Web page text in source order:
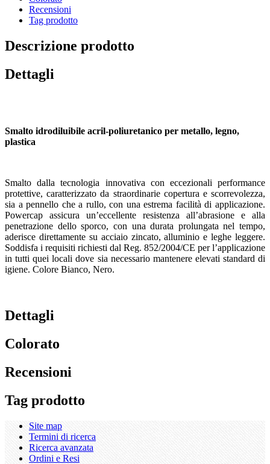
Recensioni
Tag prodotto
Descrizione prodotto
Dettagli
Smalto idrodiluibile acril-poliuretanico per metallo, legno,
plastica
Smalto dalla tecnologia innovativa con eccezionali performance
protettive, caratterizzato da straordinarie copertura e scorrevolezza,
sia a pennello che a rullo, con una estrema facilità di applicazione.
Powercap assicura un’eccellente resistenza all’abrasione e alla
penetrazione dello sporco, con una durata prolungata nel tempo,
aderisce direttamente su acciaio zincato, alluminio e leghe leggere.
Soddisfa i requisiti richiesti dal Reg. 852/2004/CE per l’applicazione
in tutti quei locali dove sia necessario mantenere elevati standard di
igiene. Colore Bianco, Nero.
Dettagli
Colorato
Recensioni
Tag prodotto
Site map
Termini di ricerca
Ricerca avanzata
Ordini e Resi